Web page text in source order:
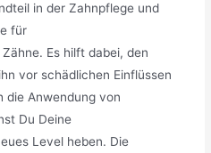
in der Zahnpflege und
für
Es hilft dabei, den
vor schädlichen Einflüssen
die Anwendung von
Du Deine
Level heben. Die